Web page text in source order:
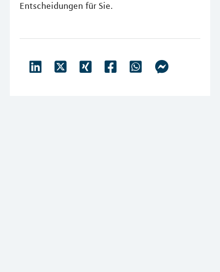
Entscheidungen für Sie.